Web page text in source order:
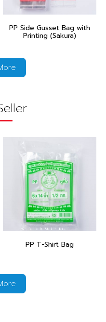
PP Side Gusset Bag with
Printing (Sakura)
PP T-Shirt Bag